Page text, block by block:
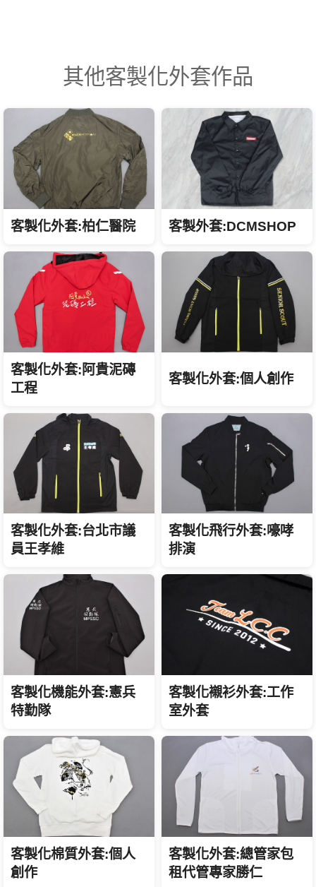
其他客製化外套作品
客製化外套:柏仁醫院 客製外套:DCMSHOP
客製化外套:阿貴泥磚
工程
客製化外套:個人創作
客製化外套:台北市議
員王孝維
客製化飛行外套:嚎哮
排演
客製化機能外套:憲兵
特勤隊
客製化襯衫外套:工作
室外套
客製化棉質外套:個人
創作
客製化外套:總管家包
租代管專家勝仁